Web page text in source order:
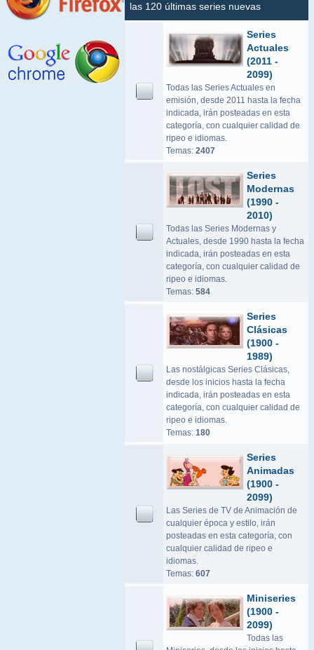
las 120 últimas series nuevas
Series
Actuales
(2011 -
2099)
Todas las Series Actuales en
emisión, desde 2011 hasta la fecha
indicada, irán posteadas en esta
categoría, con cualquier calidad de
ripeo e idiomas.
Temas: 2407
Series
Modernas
(1990 -
2010)
Todas las Series Modernas y
Actuales, desde 1990 hasta la fecha
indicada, irán posteadas en esta
categoría, con cualquier calidad de
ripeo e idiomas.
Temas: 584
Series
Clásicas
(1900 -
1989)
Las nostálgicas Series Clásicas,
desde los inicios hasta la fecha
indicada, irán posteadas en esta
categoría, con cualquier calidad de
ripeo e idiomas.
Temas: 180
Series
Animadas
(1900 -
2099)
Las Series de TV de Animación de
cualquier época y estilo, irán
posteadas en esta categoría, con
cualquier calidad de ripeo e
idiomas.
Temas: 607
Miniseries
(1900 -
2099)
Todas las